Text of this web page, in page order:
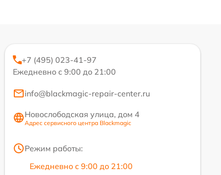
+7 (495) 023-41-97
Ежедневно с 9:00 до 21:00
info@blackmagic-repair-center.ru
Новослободская улица, дом 4
Адрес сервисного центра Blackmagic
Режим работы:
Ежедневно с 9:00 до 21:00